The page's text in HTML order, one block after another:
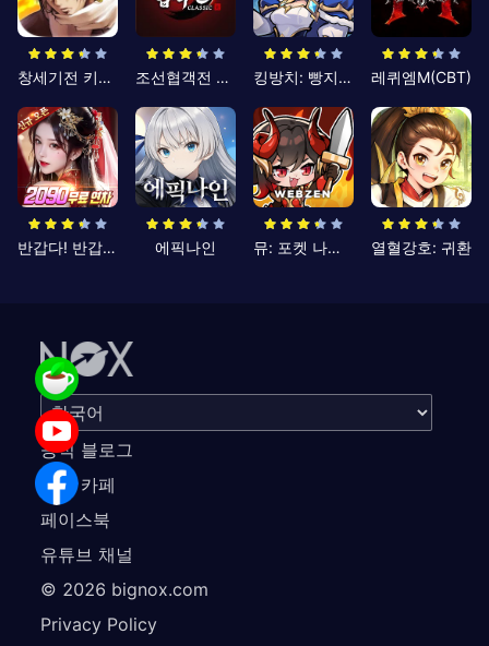
창세기전 키우기 조선협객전 클래식 킹방치: 빵지의 제왕 레퀴엠M(CBT)
반갑다! 반갑삼국지 에픽나인 뮤: 포켓 나이츠 열혈강호: 귀환
공식 블로그
공식 카페
페이스북
유튜브 채널
© 2026 bignox.com
Privacy Policy